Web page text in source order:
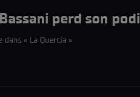
Bassani perd son
« La Quercia »